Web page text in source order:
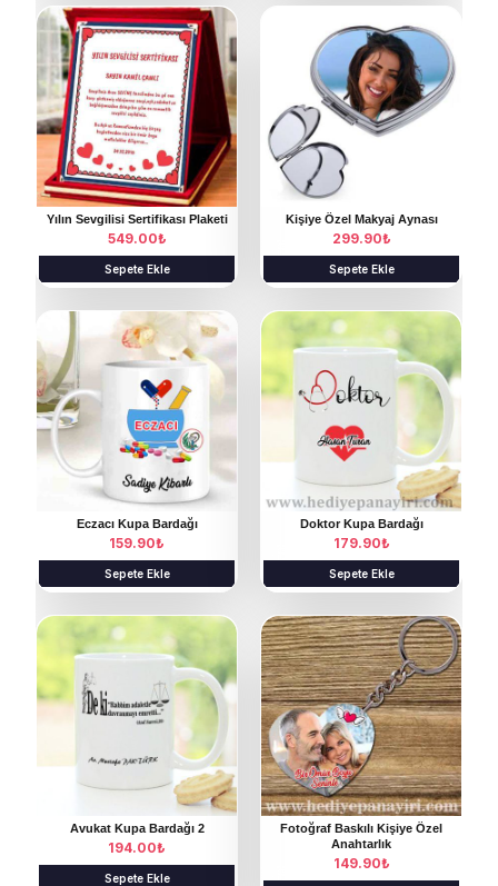
Yılın Sevgilisi Sertifikası Plaketi
549.00₺
Sepete Ekle
Kişiye Özel Makyaj Aynası
299.90₺
Sepete Ekle
Eczacı Kupa Bardağı
159.90₺
Sepete Ekle
Doktor Kupa Bardağı
179.90₺
Sepete Ekle
Avukat Kupa Bardağı 2
194.00₺
Sepete Ekle
Fotoğraf Baskılı Kişiye Özel
Anahtarlık
149.90₺